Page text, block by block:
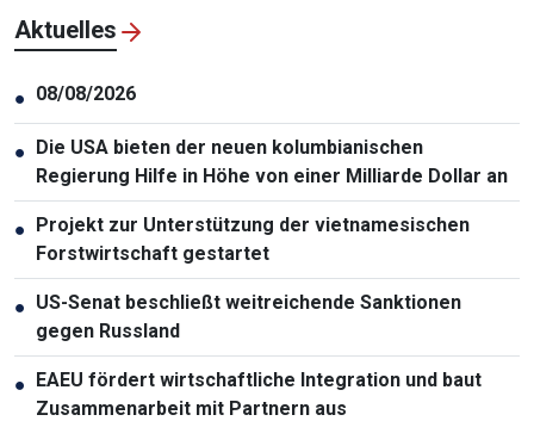
Aktuelles
● 08/08/2026
● Die USA bieten der neuen kolumbianischen
Regierung Hilfe in Höhe von einer Milliarde Dollar an
● Projekt zur Unterstützung der vietnamesischen
Forstwirtschaft gestartet
● US-Senat beschließt weitreichende Sanktionen
gegen Russland
● EAEU fördert wirtschaftliche Integration und baut
Zusammenarbeit mit Partnern aus